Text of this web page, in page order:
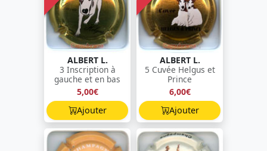
ALBERT L.
3 Inscription à
gauche et en bas
5,00€
Ajouter
ALBERT L.
5 Cuvée Helgus et
Prince
6,00€
Ajouter